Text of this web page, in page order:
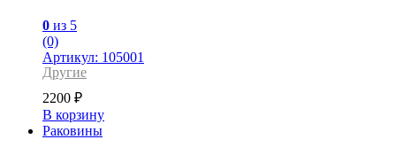
0 из 5
(0)
Артикул: 105001
Другие
2200 ₽
В корзину
Раковины